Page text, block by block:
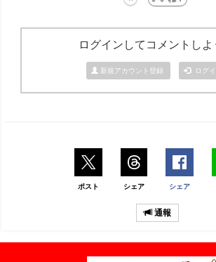
ログインしてコメントしよ
新規アカウント登録 ログイ
ポスト シェア シェア
通報